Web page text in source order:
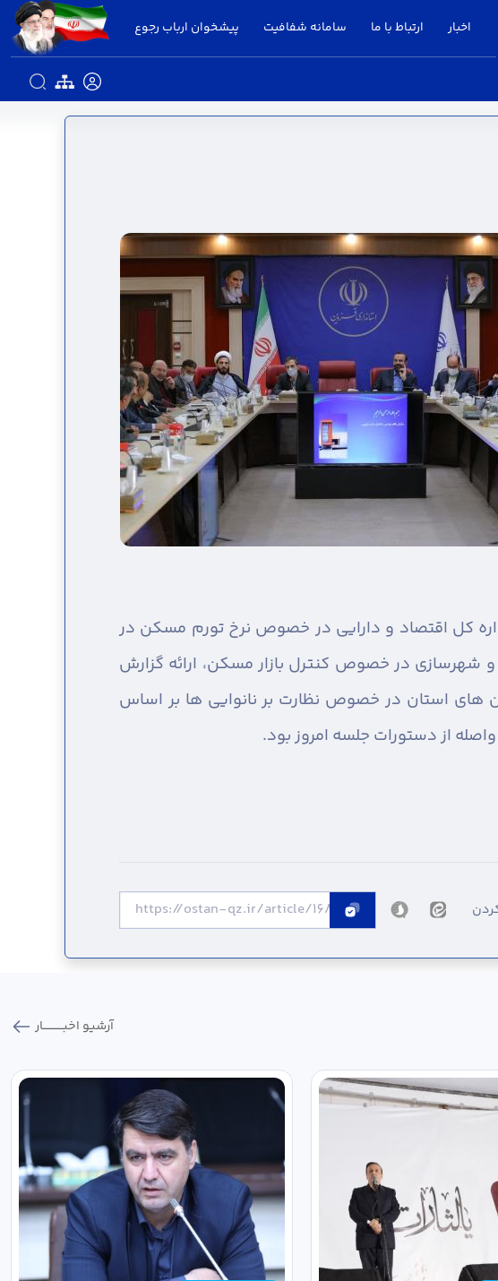
اخبار ارتباط با ما سامانه شفافیت پیشخوان ارباب رجوع
کل اقتصاد و دارایی در خصوص نرخ تورم مسکن در
و شهرسازی در خصوص کنترل بازار مسکن، ارائه گزارش
های استان در خصوص نظارت بر نانوایی ها بر اساس
از دستورات جلسه امروز بود.
آرشیو اخبـــــــــــار